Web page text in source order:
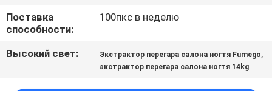
САЙТА
Поставка
способности:
100пкс в неделю
Высокий свет: Экстрактор перегара салона ногтя Fumego,
экстрактор перегара салона ногтя 14kg